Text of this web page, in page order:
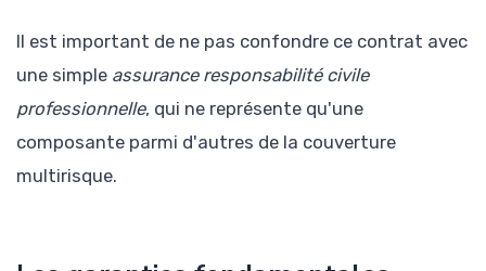
Il est important de ne pas confondre ce contrat avec
une simple assurance responsabilité civile
professionnelle, qui ne représente qu'une
composante parmi d'autres de la couverture
multirisque.